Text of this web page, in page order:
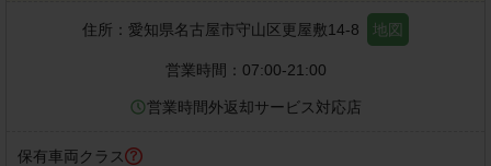
住所： 愛知県名古屋市守山区更屋敷14-8 地図
営業時間： 07:00-21:00
営業時間外返却サービス対応店
保有車両クラス